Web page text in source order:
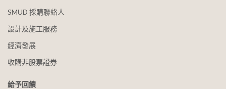
SMUD 採購聯絡人
設計及施工服務
經濟發展
收購非股票證券
給予回饋